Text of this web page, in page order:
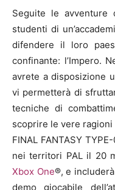
Seguite le avventure
studenti di
difendere il loro
confinante: l’Impero.
avrete a disposizione
vi permetterà di
tecniche di
scoprire le vere ragioni
FINAL FANTASY
nei territori PAL il 20
Xbox One®, e
demo giocabile